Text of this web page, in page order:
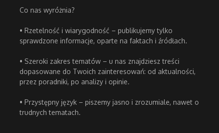
Co nas wyróżnia?
• Rzetelność i wiarygodność – publikujemy tylko
sprawdzone informacje, oparte na faktach i źródłach.
• Szeroki zakres tematów – u nas znajdziesz treści
dopasowane do Twoich zainteresowań: od aktualności,
przez poradniki, po analizy i opinie.
• Przystępny język – piszemy jasno i zrozumiale, nawet o
trudnych tematach.